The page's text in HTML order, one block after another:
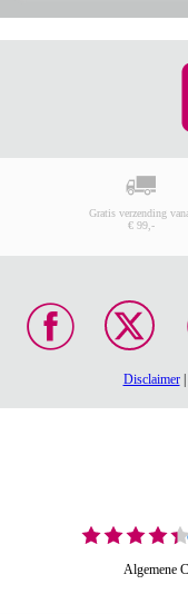
Gratis verzending
€ 99,-
Disclaimer|
Algemene